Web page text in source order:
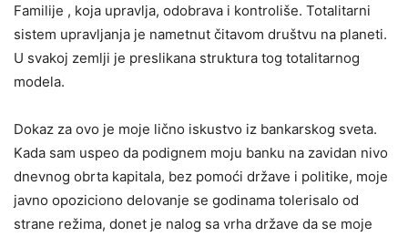
Familije , koja upravlja, odobrava i kontroliše. Totalitarni
sistem upravljanja je nametnut čitavom društvu na planeti.
U svakoj zemlji je preslikana struktura tog totalitarnog
modela.
Dokaz za ovo je moje lično iskustvo iz bankarskog sveta.
Kada sam uspeo da podignem moju banku na zavidan nivo
dnevnog obrta kapitala, bez pomoći države i politike, moje
javno opoziciono delovanje se godinama tolerisalo od
strane režima, donet je nalog sa vrha države da se moje